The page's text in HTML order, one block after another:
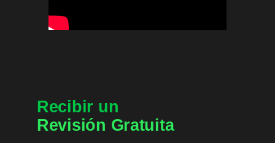
Recibir un
Revisión Gratuita